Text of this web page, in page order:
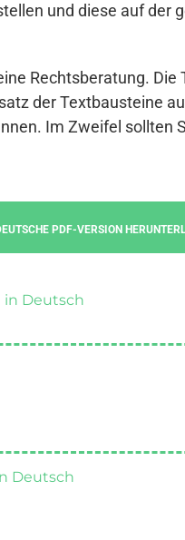
und diese auf der
Rechtsberatung. Die
der Textbausteine
Im Zweifel sollten
PDF-VERSION
in Deutsch
Deutsch